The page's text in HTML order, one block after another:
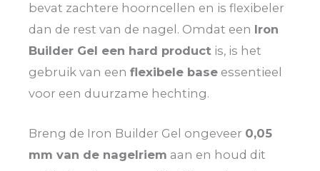
bevat zachtere hoorncellen en is flexibeler
dan de rest van de nagel. Omdat een Iron
Builder Gel een hard product is, is het
gebruik van een flexibele base essentieel
voor een duurzame hechting.
Breng de Iron Builder Gel ongeveer 0,05
mm van de nagelriem aan en houd dit